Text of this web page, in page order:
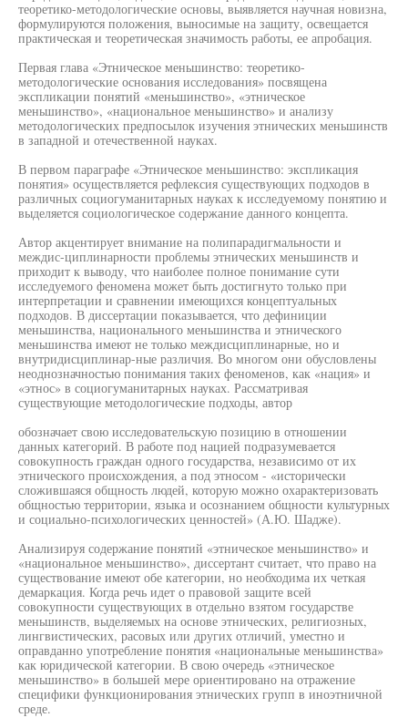
теоретико-методологические основы, выявляется научная новизна,
формулируются положения, выносимые на защиту, освещается
практическая и теоретическая значимость работы, ее апробация.
Первая глава «Этническое меньшинство: теоретико-
методологические основания исследования» посвящена
экспликации понятий «меньшинство», «этническое
меньшинство», «национальное меньшинство» и анализу
методологических предпосылок изучения этнических меньшинств
в западной и отечественной науках.
В первом параграфе «Этническое меньшинство: экспликация
понятия» осуществляется рефлексия существующих подходов в
различных социогуманитарных науках к исследуемому понятию и
выделяется социологическое содержание данного концепта.
Автор акцентирует внимание на полипарадигмальности и
междис-циплинарности проблемы этнических меньшинств и
приходит к выводу, что наиболее полное понимание сути
исследуемого феномена может быть достигнуто только при
интерпретации и сравнении имеющихся концептуальных
подходов. В диссертации показывается, что дефиниции
меньшинства, национального меньшинства и этнического
меньшинства имеют не только междисциплинарные, но и
внутридисциплинар-ные различия. Во многом они обусловлены
неоднозначностью понимания таких феноменов, как «нация» и
«этнос» в социогуманитарных науках. Рассматривая
существующие методологические подходы, автор
обозначает свою исследовательскую позицию в отношении
данных категорий. В работе под нацией подразумевается
совокупность граждан одного государства, независимо от их
этнического происхождения, а под этносом - «исторически
сложившаяся общность людей, которую можно охарактеризовать
общностью территории, языка и осознанием общности культурных
и социально-психологических ценностей» (А.Ю. Шадже).
Анализируя содержание понятий «этническое меньшинство» и
«национальное меньшинство», диссертант считает, что право на
существование имеют обе категории, но необходима их четкая
демаркация. Когда речь идет о правовой защите всей
совокупности существующих в отдельно взятом государстве
меньшинств, выделяемых на основе этнических, религиозных,
лингвистических, расовых или других отличий, уместно и
оправданно употребление понятия «национальные меньшинства»
как юридической категории. В свою очередь «этническое
меньшинство» в большей мере ориентировано на отражение
специфики функционирования этнических групп в иноэтничной
среде.